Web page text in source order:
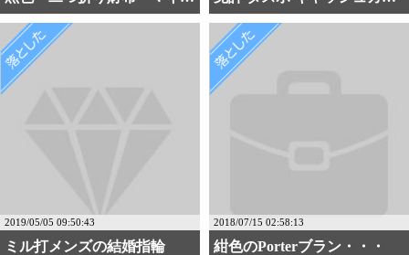
2019/05/05 09:50:43
ミル打メンズの結婚指輪
2018/07/15 02:58:13
紺色のPorterブラン・・・